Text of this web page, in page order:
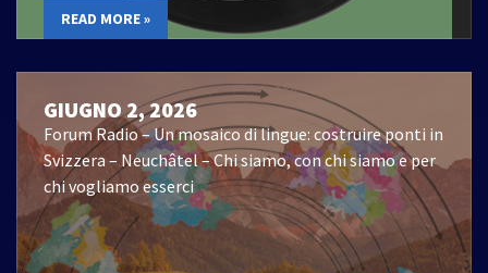
READ MORE »
GIUGNO 2, 2026
Forum Radio – Un mosaico di lingue: costruire ponti in
Svizzera – Neuchâtel – Chi siamo, con chi siamo e per
chi vogliamo esserci